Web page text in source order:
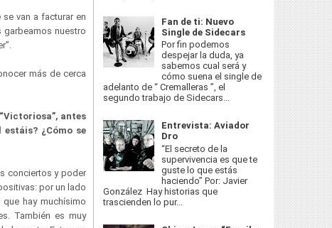
van a facturar en
garbeamos nuestro
más de cerca
antes
¿Cómo se
conciertos y poder
por un lado
hay muchísimo
También es muy
Fan de ti: Nuevo
Single de Sidecars
Por fin podemos
despejar la duda, ya
sabemos cual será y
cómo suena el single de
adelanto de “ Cremalleras ”, el
segundo trabajo de Sidecars...
Entrevista: Aviador
Dro
“El secreto de la
supervivencia es que te
guste lo que estás
haciendo” Por: Javier
González Hay historias que
trascienden lo pur...